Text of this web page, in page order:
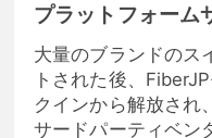
プラットフォーム
大量のブランドのス
トされた後、
クインから解放され
サードパーティベン